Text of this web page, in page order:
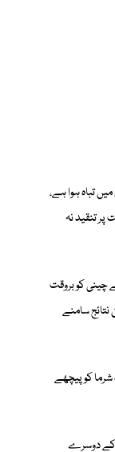
80 برسوں میں تباہ ہوا ہے،
تنقید نہ
چینی کو بروقت
سامنے
کو پیچھے
کے دوسرے